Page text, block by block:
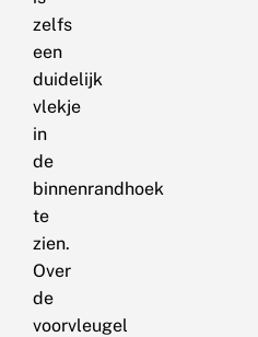
zelfs
een
duidelijk
vlekje
in
de
binnenrandhoek
te
zien.
Over
de
voorvleugel